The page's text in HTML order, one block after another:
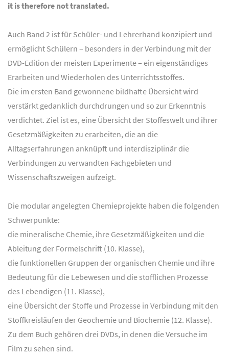
it is therefore not translated.
Auch Band 2 ist für Schüler- und Lehrerhand konzipiert und
ermöglicht Schülern – besonders in der Verbindung mit der
DVD-Edition der meisten Experimente – ein eigenständiges
Erarbeiten und Wiederholen des Unterrichtsstoffes.
Die im ersten Band gewonnene bildhafte Übersicht wird
verstärkt gedanklich durchdrungen und so zur Erkenntnis
verdichtet. Ziel ist es, eine Übersicht der Stoffeswelt und ihrer
Gesetzmäßigkeiten zu erarbeiten, die an die
Alltagserfahrungen anknüpft und interdisziplinär die
Verbindungen zu verwandten Fachgebieten und
Wissenschaftszweigen aufzeigt.
Die modular angelegten Chemieprojekte haben die folgenden
Schwerpunkte:
die mineralische Chemie, ihre Gesetzmäßigkeiten und die
Ableitung der Formelschrift (10. Klasse),
die funktionellen Gruppen der organischen Chemie und ihre
Bedeutung für die Lebewesen und die stofflichen Prozesse
des Lebendigen (11. Klasse),
eine Übersicht der Stoffe und Prozesse in Verbindung mit den
Stoffkreisläufen der Geochemie und Biochemie (12. Klasse).
Zu dem Buch gehören drei DVDs, in denen die Versuche im
Film zu sehen sind.